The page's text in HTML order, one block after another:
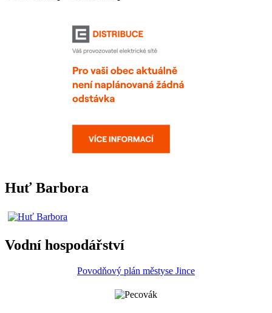
Huť Barbora
Vodní hospodářství
Povodňový plán městyse Jince